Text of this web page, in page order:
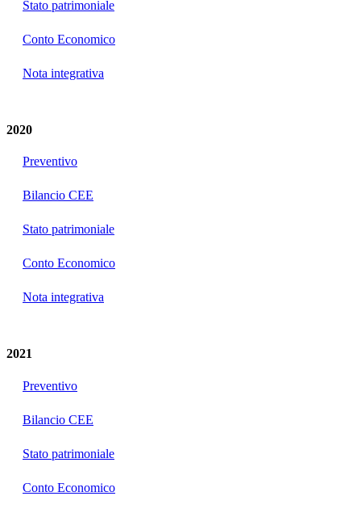
Stato patrimoniale
Conto Economico
Nota integrativa
2020
Preventivo
Bilancio CEE
Stato patrimoniale
Conto Economico
Nota integrativa
2021
Preventivo
Bilancio CEE
Stato patrimoniale
Conto Economico